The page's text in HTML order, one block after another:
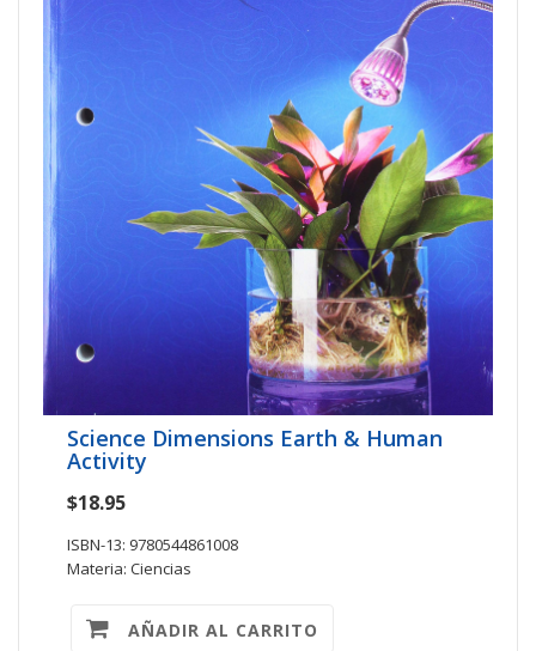
Science Dimensions Earth & Human
Activity
$18.95
ISBN-13: 9780544861008
Materia: Ciencias
AÑADIR AL CARRITO